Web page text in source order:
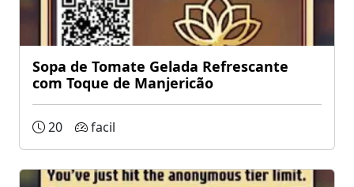
Sopa de Tomate Gelada Refrescante
com Toque de Manjericão
20 facil